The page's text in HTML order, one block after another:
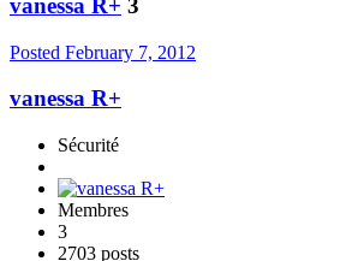
vanessa R+ 3
Posted February 7, 2012
vanessa R+
Sécurité
Membres
3
2703 posts